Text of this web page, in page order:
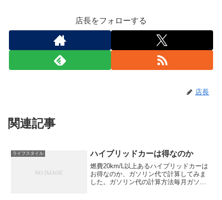
店長をフォローする
店長
関連記事
ライフスタイル ハイブリッドカーは得なのか
燃費20km/L以上あるハイブリッドカーは
お得なのか、ガソリン代で計算してみま
した。ガソリン代の計算方法毎月ガソリ